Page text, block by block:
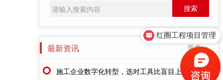
最新资讯 更多>>
施工企业数字化转型，选对工具比盲目上系统更重要
红圈工程项目管理